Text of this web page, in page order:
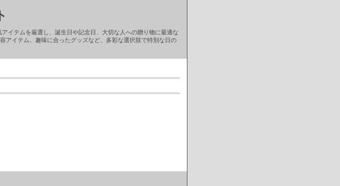
イテムを厳選し、誕生日や記念日、大切な人への贈り物に最適な
アイテム、趣味に合ったグッズなど、多彩な選択肢で特別な日の